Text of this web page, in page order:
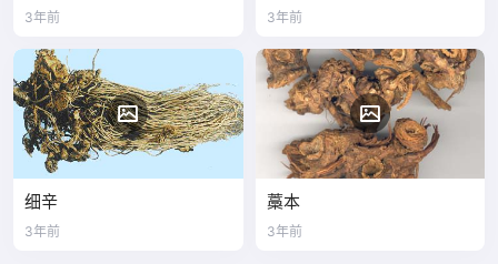
3年前 3年前
细辛
3年前
藁本
3年前